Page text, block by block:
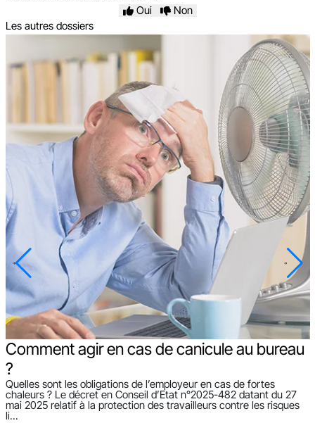
Oui
Non
Les autres dossiers
Comment agir en cas de canicule au bureau
?
Quelles sont les obligations de l’employeur en cas de fortes
chaleurs ? Le décret en Conseil d’Etat n°2025-482 datant du 27
mai 2025 relatif à la protection des travailleurs contre les risques
li...